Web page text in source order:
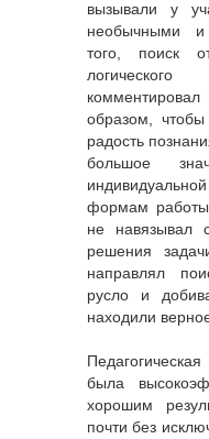
вызывали у
необычными и
того, поиск
образом,
радость
большое
формам
не навязывал
решения
направлял
русло и
находили
была
хорошим
почти без